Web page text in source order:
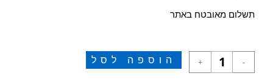
תשלום מאובטח באתר
-
+ הוספה לסל